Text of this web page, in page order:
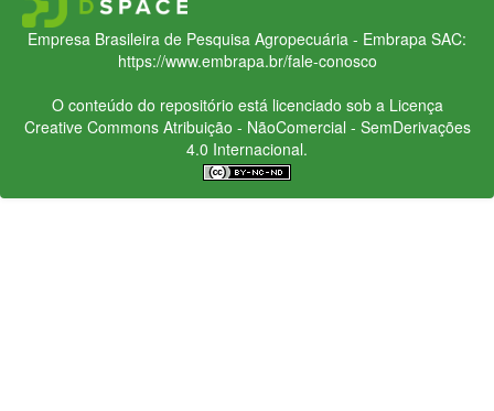
Empresa Brasileira de Pesquisa Agropecuária - Embrapa SAC:
https://www.embrapa.br/fale-conosco
O conteúdo do repositório está licenciado sob a Licença
Creative CommonsAtribuição - NãoComercial - SemDerivações
4.0 Internacional.